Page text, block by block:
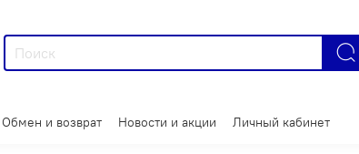
Обмен и возврат Новости и акции Личный кабинет